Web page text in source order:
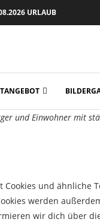
URLAUB
und Einwohner mit
und ähnliche
werden
wir dich über